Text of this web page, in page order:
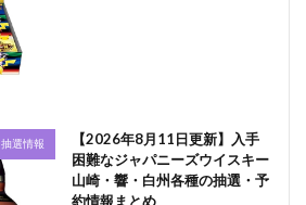
抽選情報
【2026年8月11日更新】入手
困難なジャパニーズウイスキー
山崎・響・白州各種の抽選・予
約情報まとめ